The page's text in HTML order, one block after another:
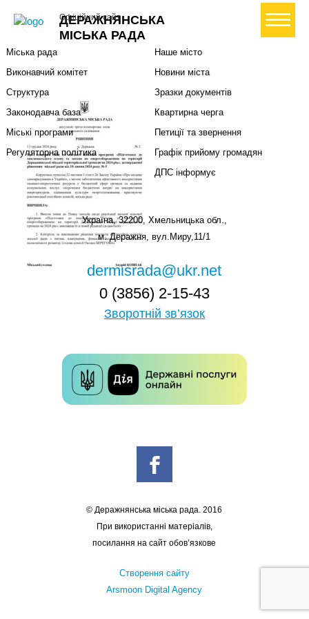
ДЕРАЖНЯНСЬКА
МІСЬКА РАДА
Офіційний сайт+ Створити петицію
Міський голова
Міська рада
Виконавчий комітет
Структура
Законодавча база
Міські програми
Регуляторна політика
Наше місто
Новини міста
Зразки документів
Квартирна черга
Петиції та звернення
Графік прийому громадян
ДПС інформує
Україна, 32200, Хмельницька обл.,
м. Деражня, вул.Миру,11/1
dermisrada@ukr.net
0 (3856) 2-15-43
Зворотній зв’язок
© Деражнянська міська рада. 2016
При використанні матеріалів,
посилання на сайт обов’язкове
Створення сайту
Arsmoon Digital Agency